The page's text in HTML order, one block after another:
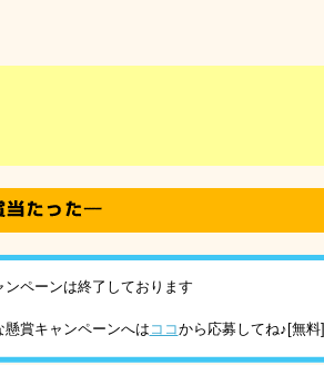
ンペーンは終了しております
懸賞キャンペーンへは ココから応募してね♪[無料]